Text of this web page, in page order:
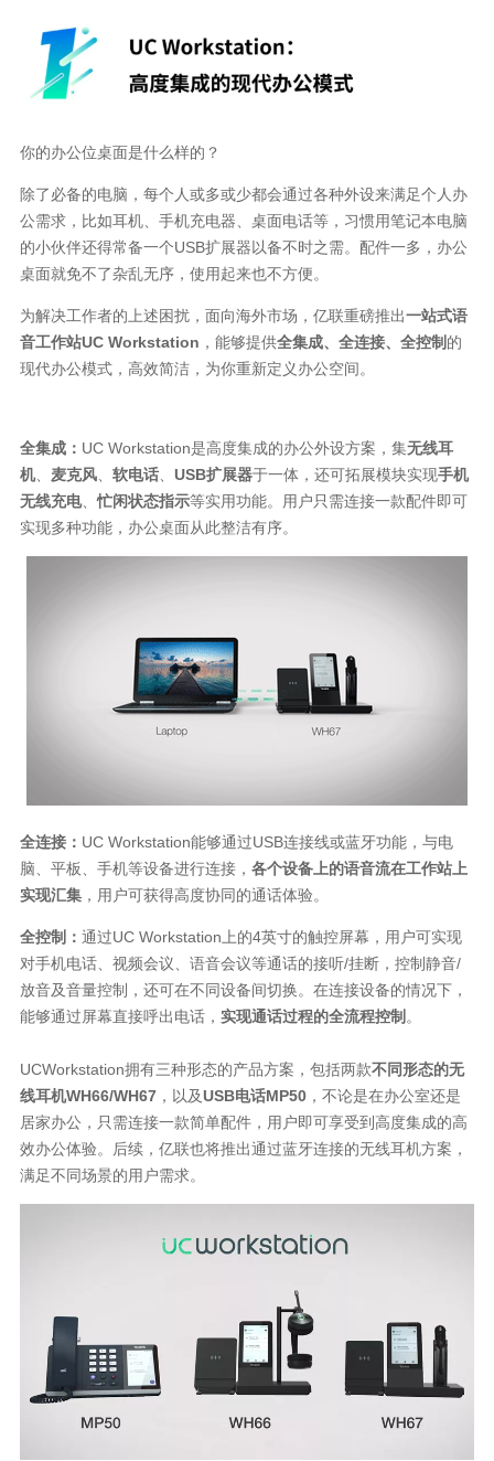
你的办公位桌面是什么样的？
除了必备的电脑，每个人或多或少都会通过各种外设来满足个人办
公需求，比如耳机、手机充电器、桌面电话等，习惯用笔记本电脑
的小伙伴还得常备一个USB扩展器以备不时之需。配件一多，办公
桌面就免不了杂乱无序，使用起来也不方便。
为解决工作者的上述困扰，面向海外市场，亿联重磅推出一站式语
音工作站UC Workstation ，能够提供全集成、全连接、全控制 的
现代办公模式，高效简洁，为你重新定义办公空间。
全集成： UC Workstation是高度集成的办公外设方案，集无线耳
机、 麦克风、 软电话、 USB扩展器于一体，还可拓展模块实现手机
无线充电、忙闲状态指示等实用功能。用户只需连接一款配件即可
实现多种功能，办公桌面从此整洁有序。
全连接： UC Workstation能够通过USB连接线或蓝牙功能，与电
脑、平板、手机等设备进行连接， 各个设备上的语音流在工作站上
实现汇集 ，用户可获得高度协同的通话体验。
全控制： 通过UC Workstation上的4英寸的触控屏幕，用户可实现
对手机电话、视频会议、语音会议等通话的接听/挂断，控制静音/
放音及音量控制，还可在不同设备间切换。在连接设备的情况下，
能够通过屏幕直接呼出电话， 实现通话过程的全流程控制 。
UCWorkstation拥有三种形态的产品方案，包括两款不同形态的无
线耳机WH66/WH67 ，以及USB电话MP50 ，不论是在办公室还是
居家办公，只需连接一款简单配件，用户即可享受到高度集成的高
效办公体验。后续，亿联也将推出通过蓝牙连接的无线耳机方案，
满足不同场景的用户需求。